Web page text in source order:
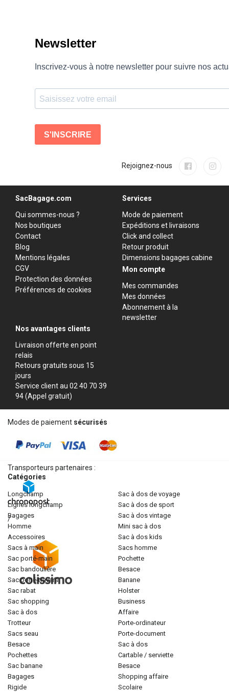
Rejoignez-nous
SacBagage.com
Qui sommes-nous ?
Nos boutiques
Contact
Blog
Mentions légales
CGV
Protection des données
Préférences de cookies
Services
Mode de paiement
Expéditions et livraisons
Click and collect
Retour produit
Dimensions bagages cabine
Mon compte
Mes commandes
Mes données
Abonnement à la
newsletter
Nos avantages clients
Livraison offerte en point
relais
Retours gratuits sous 15
jours
Service client au 02 40 70 39
94 (Appel gratuit)
Modes de paiement sécurisés
Transporteurs partenaires :
/
Catégories
longchamp
lignes longchamp
bagages
homme
accessoires
sacs à main
sac porté-main
sac bandoulière
sac porté-travers
sac rabat
sac shopping
sac à dos
trotteur
sacs seau
besace
pochettes
sac banane
bagages
rigide
sac à dos de voyage
sac à dos de sport
sac à dos vintage
mini sac à dos
sac à dos kids
sacs homme
pochette
besace
banane
holster
business
affaire
porte-ordinateur
porte-document
sac à dos
cartable / serviette
besace
shopping affaire
scolaire